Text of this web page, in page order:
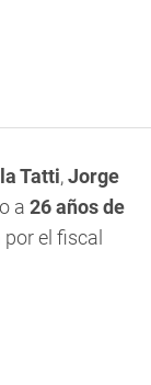
Tatti,Jorge
a 26 años de
el fiscal